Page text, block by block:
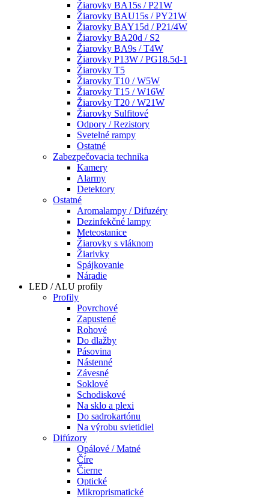
Žiarovky BA15s / P21W
Žiarovky BAU15s / PY21W
Žiarovky BAY15d / P21/4W
Žiarovky BA20d / S2
Žiarovky BA9s / T4W
Žiarovky P13W / PG18.5d-1
Žiarovky T5
Žiarovky T10 / W5W
Žiarovky T15 / W16W
Žiarovky T20 / W21W
Žiarovky Sulfitové
Odpory / Rezistory
Svetelné rampy
Ostatné
Zabezpečovacia technika
Kamery
Alarmy
Detektory
Ostatné
Aromalampy / Difuzéry
Dezinfekčné lampy
Meteostanice
Žiarovky s vláknom
Žiarivky
Spájkovanie
Náradie
LED / ALU profily
Profily
Povrchové
Zapustené
Rohové
Do dlažby
Pásovina
Nástenné
Závesné
Soklové
Schodiskové
Na sklo a plexi
Do sadrokartónu
Na výrobu svietidiel
Difúzory
Opálové / Matné
Číre
Čierne
Optické
Mikroprismatické